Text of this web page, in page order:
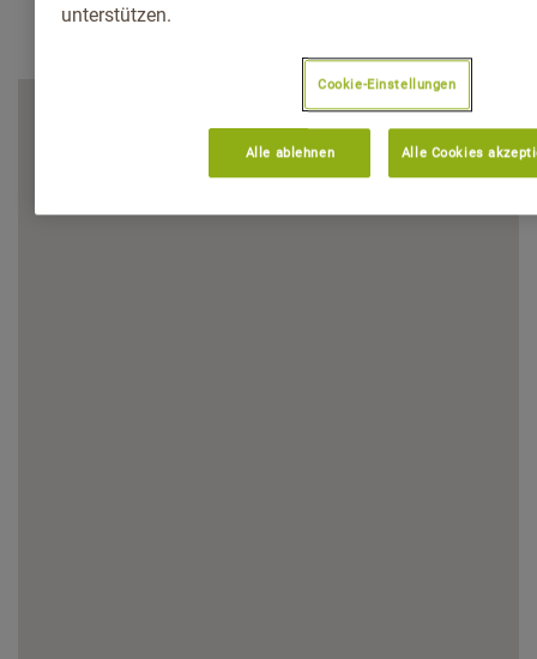
unterstützen.
Cookie-Einstellungen
Alle ablehnen Alle Cookies